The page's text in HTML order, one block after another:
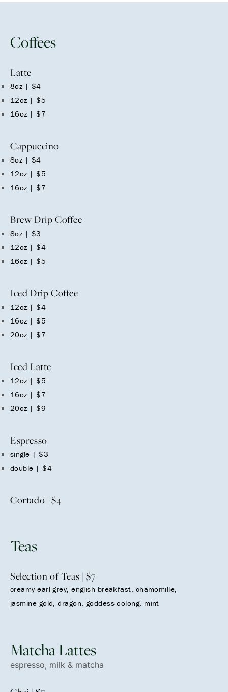
Coffees
Latte
8oz | $4
12oz | $5
16oz | $7
Cappuccino
8oz | $4
12oz | $5
16oz | $7
Brew Drip Coffee
8oz | $3
12oz | $4
16oz | $5
Iced Drip Coffee
12oz | $4
16oz | $5
20oz | $7
Iced Latte
12oz | $5
16oz | $7
20oz | $9
Espresso
single | $3
double | $4
Cortado | $4
Teas
Selection of Teas | $7
creamy earl grey, english breakfast, chamomille,
jasmine gold, dragon, goddess oolong, mint
Matcha Lattes
espresso, milk & matcha